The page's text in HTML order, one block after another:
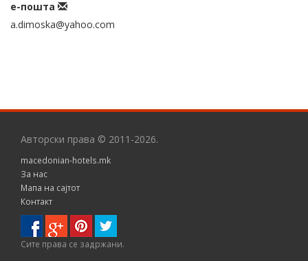
е-пошта
a.dimoska@yahoo.com
Авторски права © 2011-2026.
macedonian-hotels.mk
За нас
Мапа на сајтот
Контакт
Сите правa се задржани.